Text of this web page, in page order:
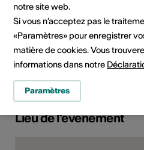
Domaine
Type
Lieu de l'événement
notre site web.
Si vous n’acceptez pas le
«Paramètres» pour enregistrer
matière de cookies. Vous
informations dans notre
Paramètres